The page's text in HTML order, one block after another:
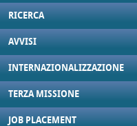
RICERCA
AVVISI
INTERNAZIONALIZZAZIONE
TERZA MISSIONE
JOB PLACEMENT